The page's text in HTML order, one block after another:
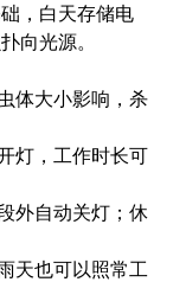
，白天存储电
向光源。
体大小影响，杀
灯，工作时长可
外自动关灯；休
天也可以照常工